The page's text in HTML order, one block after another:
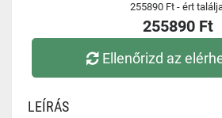
255890 Ft - ért
255890 Ft
Ellenőrizd az
LEÍRÁS